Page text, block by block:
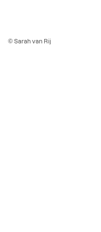
© Sarah van Rij